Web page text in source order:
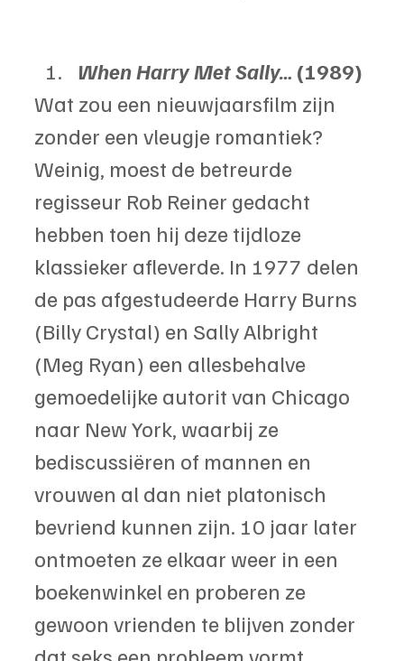
When Harry Met Sally… (1989)
Wat zou een nieuwjaarsfilm zijn
zonder een vleugje romantiek?
Weinig, moest de betreurde
regisseur Rob Reiner gedacht
hebben toen hij deze tijdloze
klassieker afleverde. In 1977 delen
de pas afgestudeerde Harry Burns
(Billy Crystal) en Sally Albright
(Meg Ryan) een allesbehalve
gemoedelijke autorit van Chicago
naar New York, waarbij ze
bediscussiëren of mannen en
vrouwen al dan niet platonisch
bevriend kunnen zijn. 10 jaar later
ontmoeten ze elkaar weer in een
boekenwinkel en proberen ze
gewoon vrienden te blijven zonder